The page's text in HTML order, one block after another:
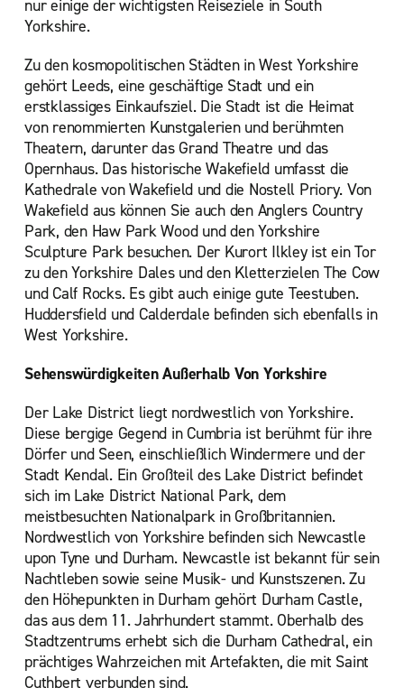
nur einige der wichtigsten Reiseziele in South
Yorkshire.
Zu den kosmopolitischen Städten in West Yorkshire
gehört Leeds, eine geschäftige Stadt und ein
erstklassiges Einkaufsziel. Die Stadt ist die Heimat
von renommierten Kunstgalerien und berühmten
Theatern, darunter das Grand Theatre und das
Opernhaus. Das historische Wakefield umfasst die
Kathedrale von Wakefield und die Nostell Priory. Von
Wakefield aus können Sie auch den Anglers Country
Park, den Haw Park Wood und den Yorkshire
Sculpture Park besuchen. Der Kurort Ilkley ist ein Tor
zu den Yorkshire Dales und den Kletterzielen The Cow
und Calf Rocks. Es gibt auch einige gute Teestuben.
Huddersfield und Calderdale befinden sich ebenfalls in
West Yorkshire.
Sehenswürdigkeiten Außerhalb Von Yorkshire
Der Lake District liegt nordwestlich von Yorkshire.
Diese bergige Gegend in Cumbria ist berühmt für ihre
Dörfer und Seen, einschließlich Windermere und der
Stadt Kendal. Ein Großteil des Lake District befindet
sich im Lake District National Park, dem
meistbesuchten Nationalpark in Großbritannien.
Nordwestlich von Yorkshire befinden sich Newcastle
upon Tyne und Durham. Newcastle ist bekannt für sein
Nachtleben sowie seine Musik- und Kunstszenen. Zu
den Höhepunkten in Durham gehört Durham Castle,
das aus dem 11. Jahrhundert stammt. Oberhalb des
Stadtzentrums erhebt sich die Durham Cathedral, ein
prächtiges Wahrzeichen mit Artefakten, die mit Saint
Cuthbert verbunden sind.